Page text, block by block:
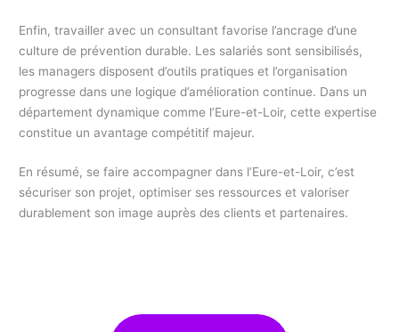
Enfin, travailler avec un consultant favorise l’ancrage d’une
culture de prévention durable. Les salariés sont sensibilisés,
les managers disposent d’outils pratiques et l’organisation
progresse dans une logique d’amélioration continue. Dans un
département dynamique comme l’Eure-et-Loir, cette expertise
constitue un avantage compétitif majeur.
En résumé, se faire accompagner dans l’Eure-et-Loir, c’est
sécuriser son projet, optimiser ses ressources et valoriser
durablement son image auprès des clients et partenaires.